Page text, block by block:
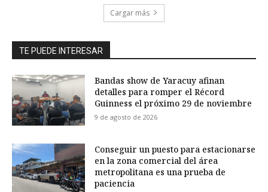
Cargar más
TE PUEDE INTERESAR
Bandas show de Yaracuy afinan
detalles para romper el Récord
Guinness el próximo 29 de noviembre
9 de agosto de 2026
Conseguir un puesto para estacionarse
en la zona comercial del área
metropolitana es una prueba de
paciencia